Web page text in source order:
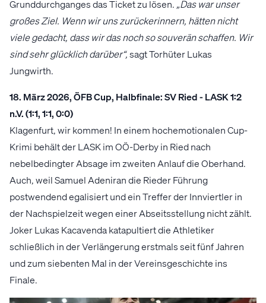
Grunddurchganges das Ticket zu lösen. „Das war unser
großes Ziel. Wenn wir uns zurückerinnern, hätten nicht
viele gedacht, dass wir das noch so souverän schaffen. Wir
sind sehr glücklich darüber“,sagt Torhüter Lukas
Jungwirth.
18. März 2026, ÖFB Cup, Halbfinale: SV Ried - LASK 1:2
n.V. (1:1, 1:1, 0:0)
Klagenfurt, wir kommen! In einem hochemotionalen Cup-
Krimi behält der LASK im OÖ-Derby in Ried nach
nebelbedingter Absage im zweiten Anlauf die Oberhand.
Auch, weil Samuel Adeniran die Rieder Führung
postwendend egalisiert und ein Treffer der Innviertler in
der Nachspielzeit wegen einer Abseitsstellung nicht zählt.
Joker Lukas Kacavenda katapultiert die Athletiker
schließlich in der Verlängerung erstmals seit fünf Jahren
und zum siebenten Mal in der Vereinsgeschichte ins
Finale.